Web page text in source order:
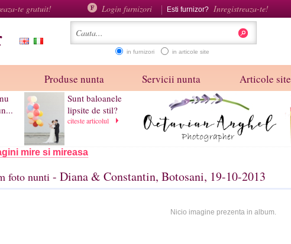
te gratuit! Login furnizori Esti furnizor? Inregistreaza-te!
in furnizori in articole site
Produse nunta Servicii nunta Articole site
Sunt baloanele
lipsite de stil?
citeste articolul
mire si mireasa
foto nunti - Diana & Constantin, Botosani, 19-10-2013
Nicio imagine prezenta in album.